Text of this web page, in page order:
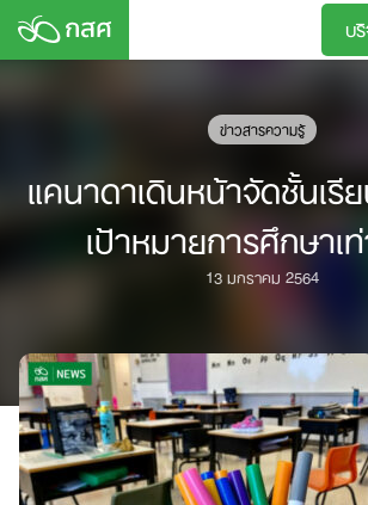
Skip
บ
ข่าวสารความรู้
แคนาดาเดินหน้าจัดชั้นเรี
เป้าหมายการศึกษาเ
13 มกราคม 2564